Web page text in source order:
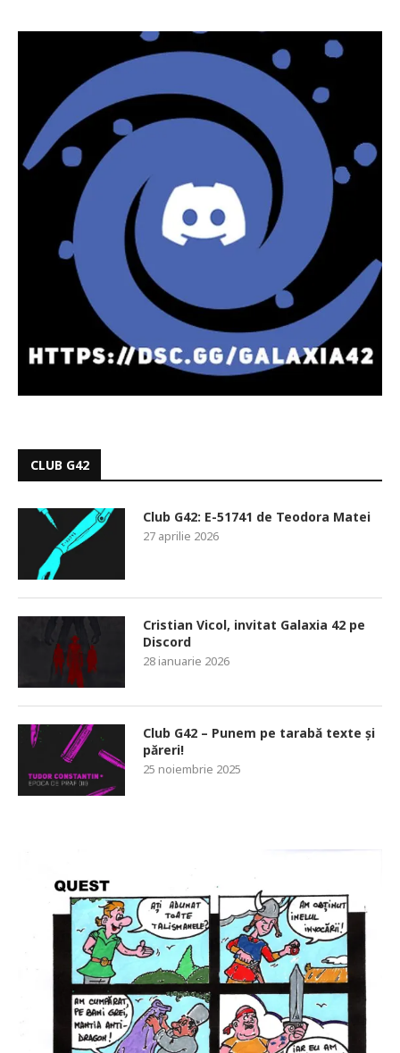
CLUB G42
Club G42: E-51741 de Teodora Matei
27 aprilie 2026
Cristian Vicol, invitat Galaxia 42 pe
Discord
28 ianuarie 2026
Club G42 – Punem pe tarabă texte și
păreri!
25 noiembrie 2025